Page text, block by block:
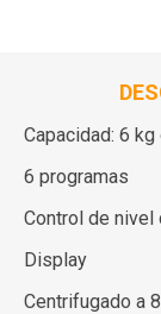
Capacidad: 6
6 programas
Control de nivel
Display
Centrifugado a